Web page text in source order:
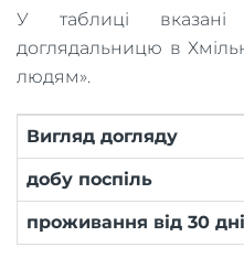
У таблиці
доглядальницю в
людям».
Вигляд догляду
добу поспіль
проживання від 30